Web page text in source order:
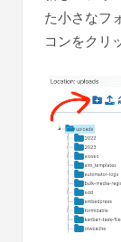
た小さなフ
コンをクリ